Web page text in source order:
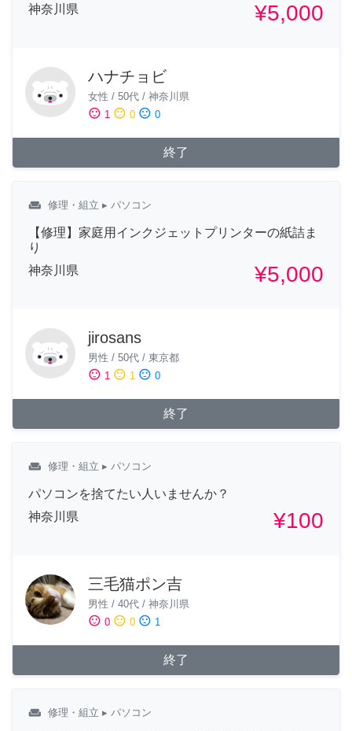
神奈川県
¥5,000
ハナチョビ
女性 / 50代 / 神奈川県
sentiment_satisfied 1 sentiment_neutral 0 sentiment_dissatisfied 0
終了
weekend 修理・組立 ▸ パソコン
【修理】家庭用インクジェットプリンターの紙詰ま
り
神奈川県
¥5,000
jirosans
男性 / 50代 / 東京都
sentiment_satisfied 1 sentiment_neutral 1 sentiment_dissatisfied 0
終了
weekend 修理・組立 ▸ パソコン
パソコンを捨てたい人いませんか？
神奈川県
¥100
三毛猫ポン吉
男性 / 40代 / 神奈川県
sentiment_satisfied 0 sentiment_neutral 0 sentiment_dissatisfied 1
終了
weekend 修理・組立 ▸ パソコン